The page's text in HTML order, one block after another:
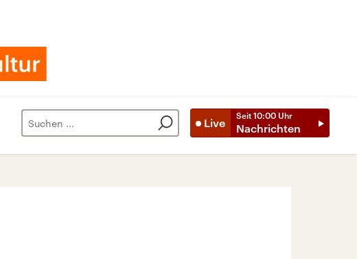
Live
Seit 10:00 Uhr
Nachrichten